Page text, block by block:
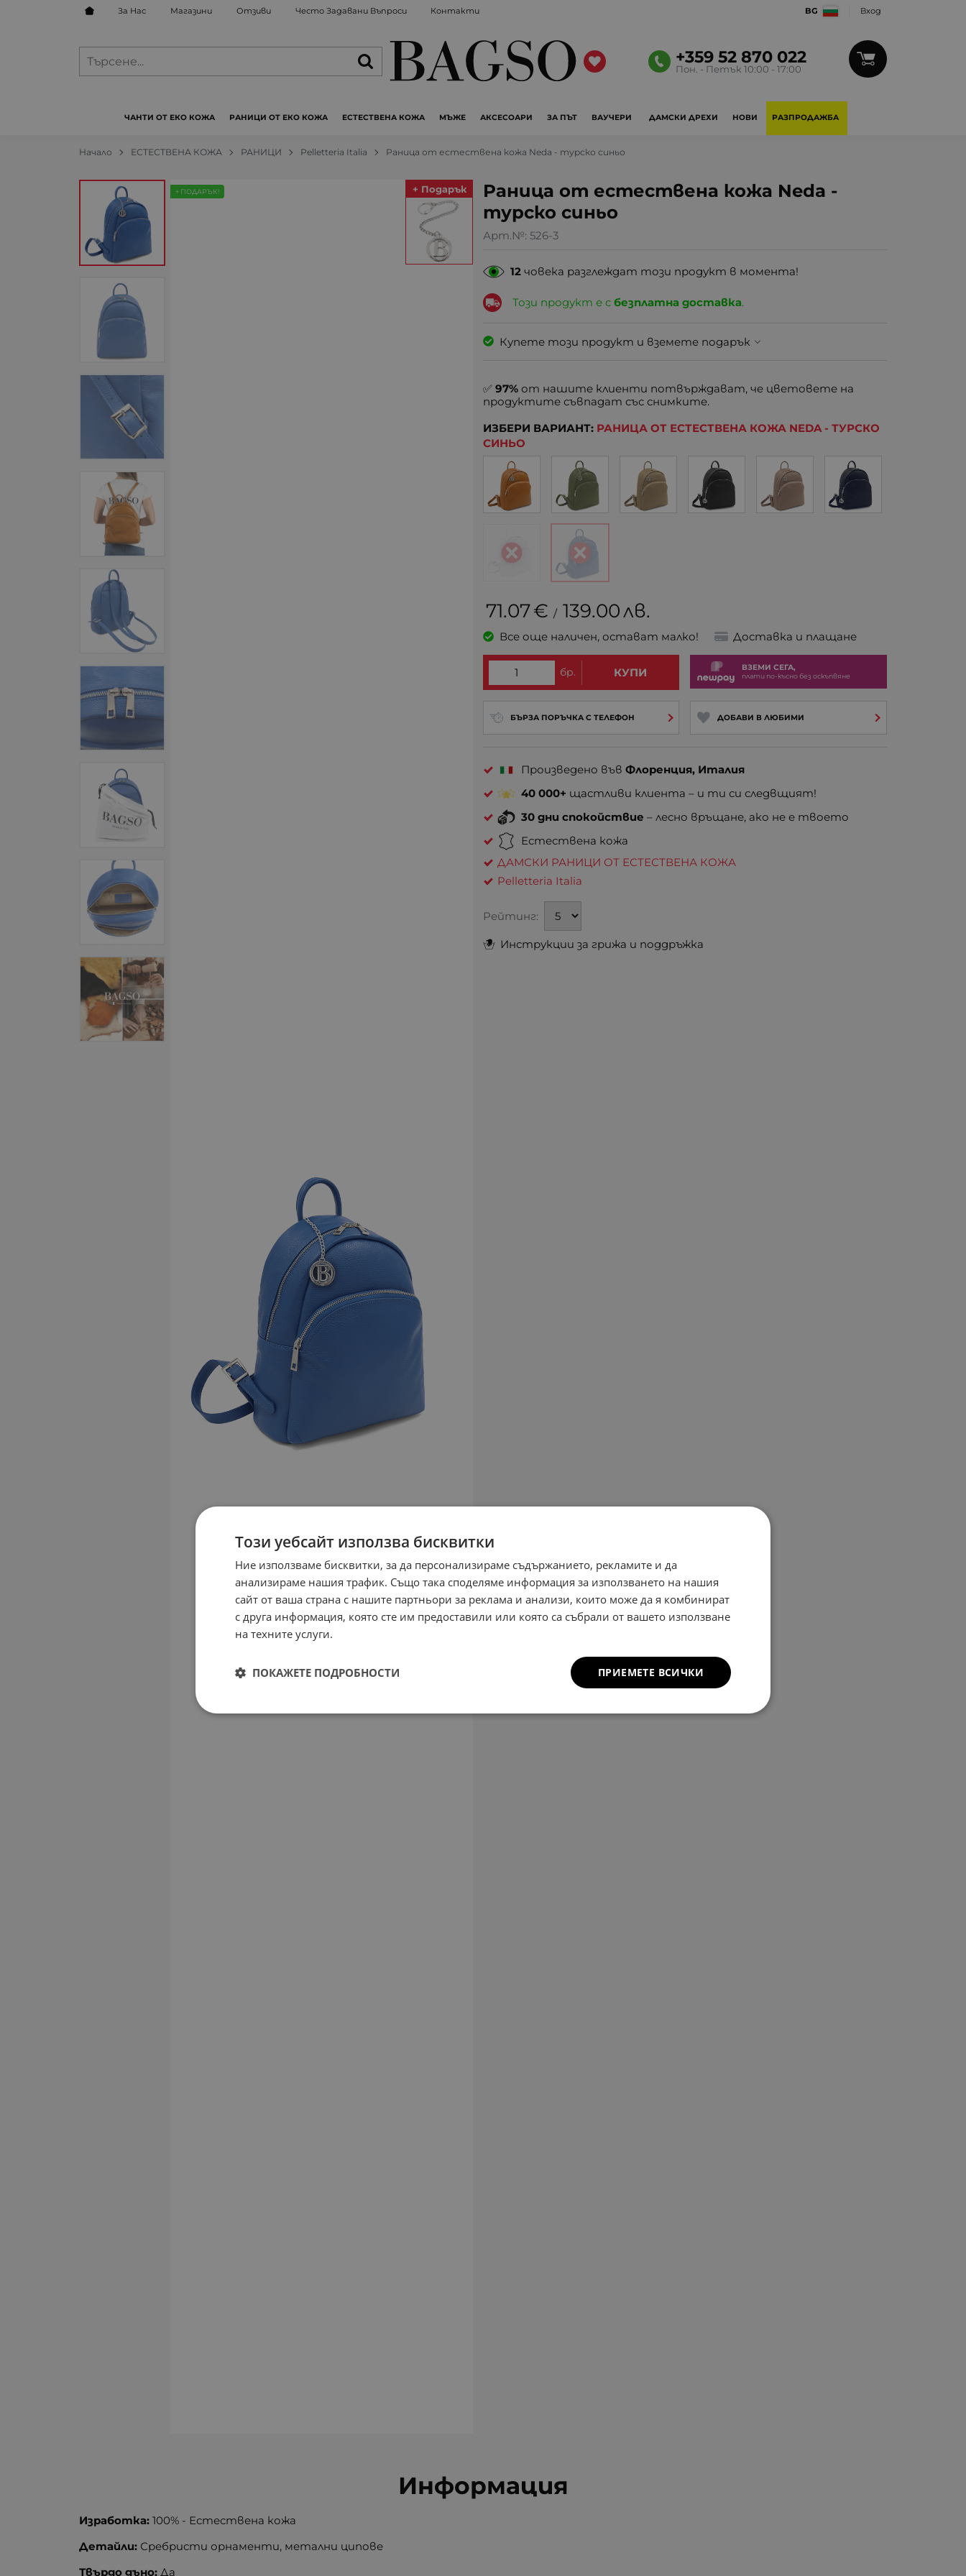
За Нас Магазини Отзиви Често Задавани Въпроси Контакти BG Вход
+359 52 870 022
Пон. - Петък 10:00 - 17:00
РАЗПРОДАЖБА
НОВИ
ЧАНТИ ОТ ЕКО КОЖА РАНИЦИ ОТ ЕКО КОЖА ЕСТЕСТВЕНА КОЖА МЪЖЕ АКСЕСОАРИ ЗА ПЪТ ВАУЧЕРИ ДАМСКИ ДРЕХИ
Начало ЕСТЕСТВЕНА КОЖА РАНИЦИ Pelletteria Italia Раница от естествена кожа Neda - турско синьо
Раница от естествена кожа Neda -
турско синьо
Арт.№: 526-3
+ ПОДАРЪК! + Подарък
12човека разглеждат този продукт в момента!
Този продукт е сбезплатна доставка.
Купете този продукт и вземете подарък
✅ 97% от нашите клиенти потвърждават, че цветовете на
продуктите съвпадат със снимките.
ИЗБЕРИ ВАРИАНТ: РАНИЦА ОТ ЕСТЕСТВЕНА КОЖА NEDA - ТУРСКО
СИНЬО
71.07€ / 139.00лв.
Все още наличен, остават малко! Доставка и плащане
Инструкции за грижа и поддръжка
бр. КУПИ ВЗЕМИ СЕГА,
плати по-късно без оскъпвяне
БЪРЗА ПОРЪЧКА С ТЕЛЕФОН ДОБАВИ В ЛЮБИМИ
Произведено във Флоренция, Италия
40 000+ щастливи клиента – и ти си следвщият!
30 дни спокойствие – лесно връщане, ако не е твоето
Естествена кожа
ДАМСКИ РАНИЦИ ОТ ЕСТЕСТВЕНА КОЖА
Pelletteria Italia
Рейтинг:
Информация
Изработка:100% - Естествена кожа
Детайли: Сребристи орнаменти, метални ципове
Твърдо дъно: Да
Този уебсайт използва бисквитки
Ние използваме бисквитки, за да персонализираме съдържанието, рекламите и да
анализираме нашия трафик. Също така споделяме информация за използването на нашия
сайт от ваша страна с нашите партньори за реклама и анализи, които може да я комбинират
с друга информация, която сте им предоставили или която са събрали от вашето използване
на техните услуги.
ПРИЕМЕТЕ ВСИЧКИ
ПОКАЖЕТЕ ПОДРОБНОСТИ